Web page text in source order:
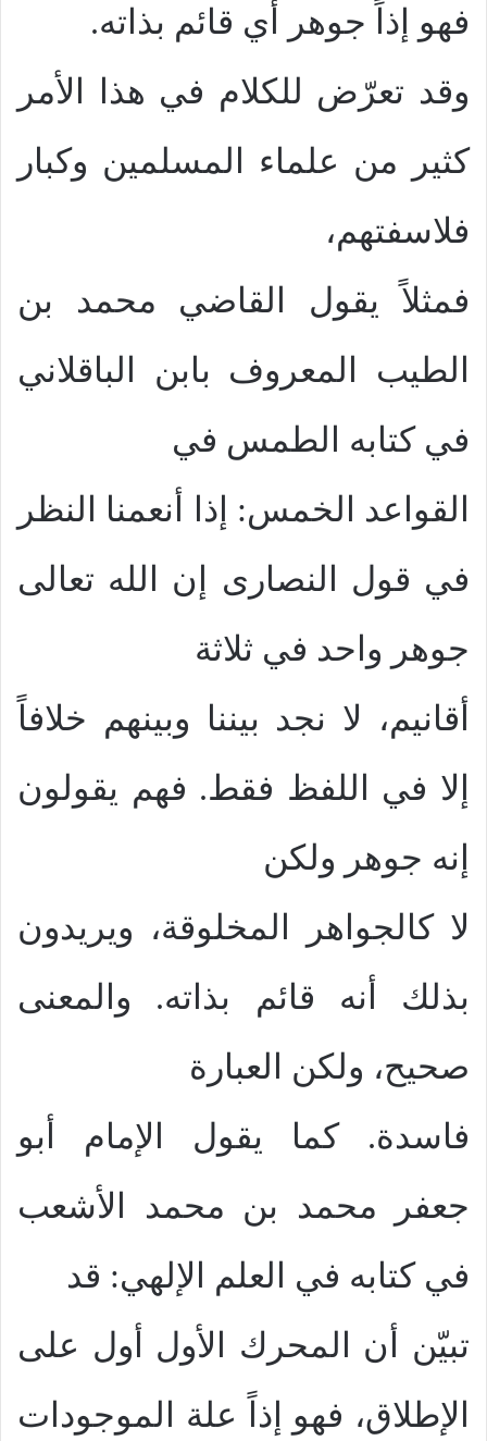
فهو إذاً جوهر أي قائم بذاته.
وقد تعرّض للكلام في هذا الأمر
كثير من علماء المسلمين وكبار
فلاسفتهم،
فمثلاً يقول القاضي محمد بن
الطيب المعروف بابن الباقلاني
في كتابه الطمس في
القواعد الخمس: إذا أنعمنا النظر
في قول النصارى إن الله تعالى
جوهر واحد في ثلاثة
أقانيم، لا نجد بيننا وبينهم خلافاً
إلا في اللفظ فقط. فهم يقولون
إنه جوهر ولكن
لا كالجواهر المخلوقة، ويريدون
بذلك أنه قائم بذاته. والمعنى
صحيح، ولكن العبارة
فاسدة. كما يقول الإمام أبو
جعفر محمد بن محمد الأشعب
في كتابه في العلم الإلهي: قد
تبيّن أن المحرك الأول أول على
الإطلاق، فهو إذاً علة الموجودات